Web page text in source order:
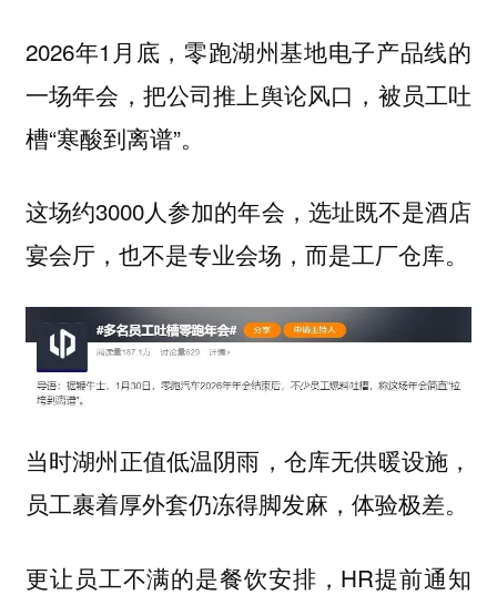
2026年1月底，零跑湖州基地电子产品线的
一场年会，把公司推上舆论风口，被员工吐
槽“寒酸到离谱”。
这场约3000人参加的年会，选址既不是酒店
宴会厅，也不是专业会场，而是工厂仓库。
当时湖州正值低温阴雨，仓库无供暖设施，
员工裹着厚外套仍冻得脚发麻，体验极差。
更让员工不满的是餐饮安排，HR提前通知